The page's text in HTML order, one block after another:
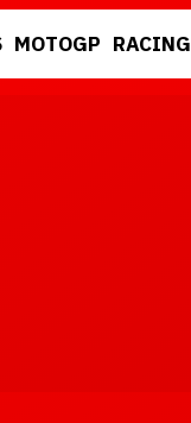
MOTOGP RACING